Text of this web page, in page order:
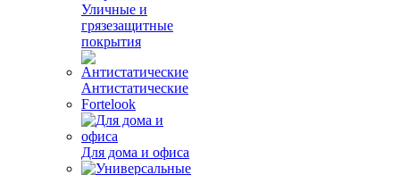
Уличные и
грязезащитные
покрытия
Антистатические
Fortelook
Для дома и офиса